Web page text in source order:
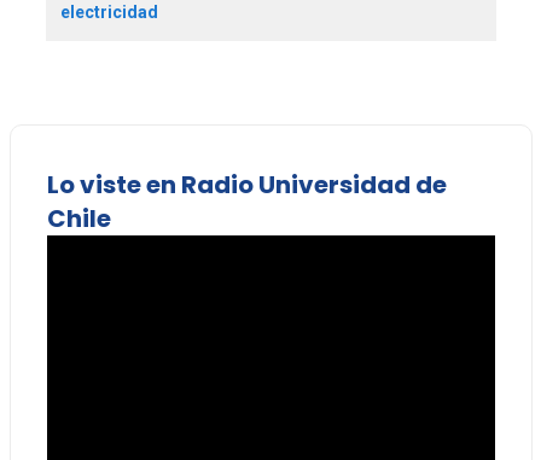
electricidad
Lo viste en Radio Universidad de
Chile